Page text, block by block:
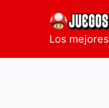
contenidoLos